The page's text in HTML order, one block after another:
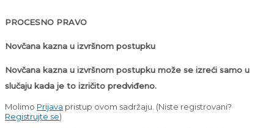
PROCESNO PRAVO
Novčana kazna u izvršnom postupku
Novčana kazna u izvršnom postupku može se izreći samo u
slučaju kada je to izričito predviđeno.
Molimo Prijava pristup ovom sadržaju. (Niste registrovani?
Registrujte se)